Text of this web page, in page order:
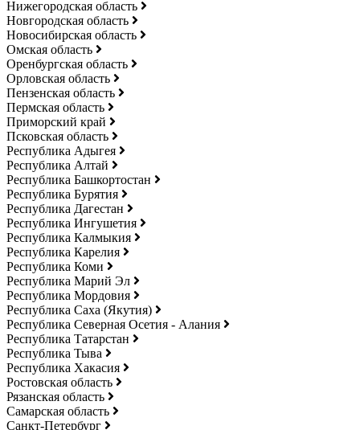
Нижегородская область
Новгородская область
Новосибирская область
Омская область
Оренбургская область
Орловская область
Пензенская область
Пермская область
Приморский край
Псковская область
Республика Адыгея
Республика Алтай
Республика Башкортостан
Республика Бурятия
Республика Дагестан
Республика Ингушетия
Республика Калмыкия
Республика Карелия
Республика Коми
Республика Марий Эл
Республика Мордовия
Республика Саха (Якутия)
Республика Северная Осетия - Алания
Республика Татарстан
Республика Тыва
Республика Хакасия
Ростовская область
Рязанская область
Самарская область
Санкт-Петербург